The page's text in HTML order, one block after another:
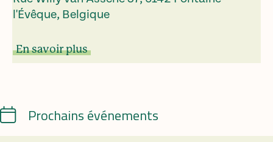
l'Évêque, Belgique
En savoir plus
CalendrierProchains événements